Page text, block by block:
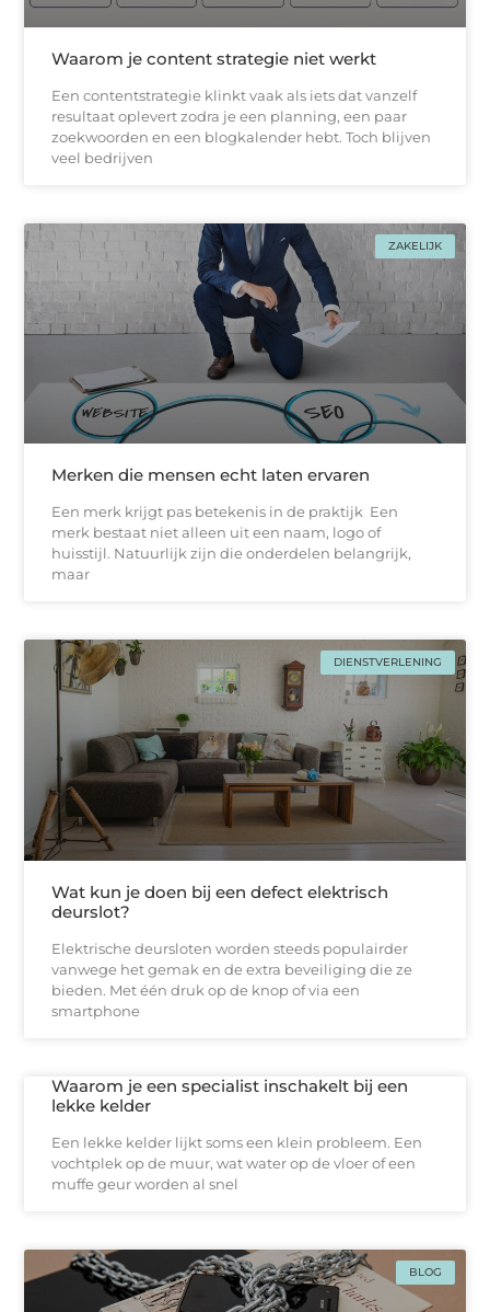
Waarom je content strategie niet werkt
Een contentstrategie klinkt vaak als iets dat vanzelf
resultaat oplevert zodra je een planning, een paar
zoekwoorden en een blogkalender hebt. Toch blijven
veel bedrijven
ZAKELIJK
Merken die mensen echt laten ervaren
Een merk krijgt pas betekenis in de praktijk Een
merk bestaat niet alleen uit een naam, logo of
huisstijl. Natuurlijk zijn die onderdelen belangrijk,
maar
DIENSTVERLENING
Wat kun je doen bij een defect elektrisch
deurslot?
Elektrische deursloten worden steeds populairder
vanwege het gemak en de extra beveiliging die ze
bieden. Met één druk op de knop of via een
smartphone
Waarom je een specialist inschakelt bij een
lekke kelder
Een lekke kelder lijkt soms een klein probleem. Een
vochtplek op de muur, wat water op de vloer of een
muffe geur worden al snel
BLOG